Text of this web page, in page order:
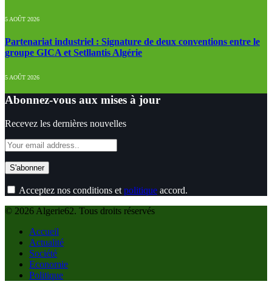
5 AOÛT 2026
Partenariat industriel : Signature de deux conventions entre le
groupe GICA et Setllantis Algérie
5 AOÛT 2026
Abonnez-vous aux mises à jour
Recevez les dernières nouvelles
Acceptez nos conditions et politique accord.
© 2026 Algerie62. Tous droits réservés
Accueil
Actualité
Société
Economie
Politique